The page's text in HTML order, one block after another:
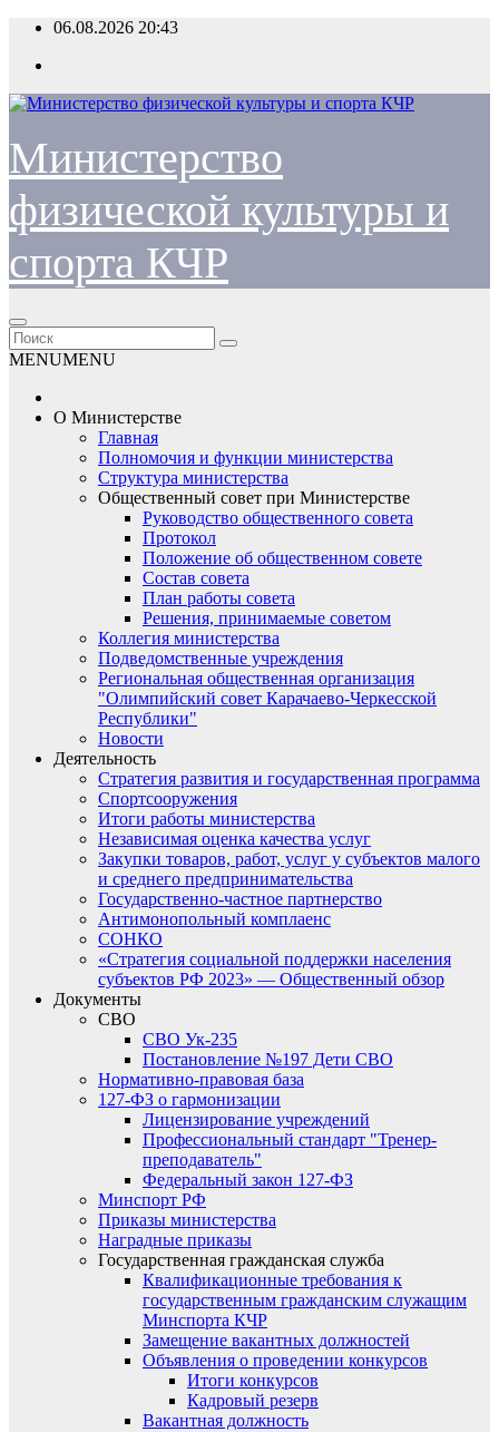
Перейти
содержимому
06.08.2026 20:43
Министерство
физической культуры и
спорта КЧР
MENUMENU
О Министерстве
Главная
Полномочия и функции министерства
Структура министерства
Общественный совет при Министерстве
Руководство общественного совета
Протокол
Положение об общественном совете
Состав совета
План работы совета
Решения, принимаемые советом
Коллегия министерства
Подведомственные учреждения
Региональная общественная организация
"Олимпийский совет Карачаево-Черкесской
Республики"
Новости
Деятельность
Стратегия развития и государственная программа
Спортсооружения
Итоги работы министерства
Независимая оценка качества услуг
Закупки товаров, работ, услуг у субъектов малого
и среднего предпринимательства
Государственно-частное партнерство
Антимонопольный комплаенс
СОНКО
«Стратегия социальной поддержки населения
субъектов РФ 2023» — Общественный обзор
Документы
СВО
СВО Ук-235
Постановление №197 Дети СВО
Нормативно-правовая база
127-ФЗ о гармонизации
Лицензирование учреждений
Профессиональный стандарт "Тренер-
преподаватель"
Федеральный закон 127-ФЗ
Минспорт РФ
Приказы министерства
Наградные приказы
Государственная гражданская служба
Квалификационные требования к
государственным гражданским служащим
Минспорта КЧР
Замещение вакантных должностей
Объявления о проведении конкурсов
Итоги конкурсов
Кадровый резерв
Вакантная должность